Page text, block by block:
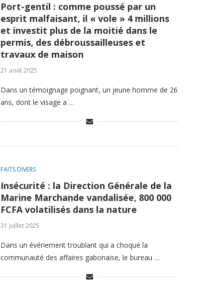
Port-gentil : comme poussé par un
esprit malfaisant, il « vole » 4 millions
et investit plus de la moitié dans le
permis, des débroussailleuses et
travaux de maison
21 août 2025
Dans un témoignage poignant, un jeune homme de 26
ans, dont le visage a …
FAITS DIVERS
Insécurité : la Direction Générale de la
Marine Marchande vandalisée, 800 000
FCFA volatilisés dans la nature
31 juillet 2025
Dans un événement troublant qui a choqué la
communauté des affaires gabonaise, le bureau …